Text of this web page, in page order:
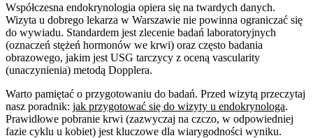
Współczesna endokrynologia opiera się na twardych danych.
Wizyta u dobrego lekarza w Warszawie nie powinna ograniczać się
do wywiadu. Standardem jest zlecenie badań laboratoryjnych
(oznaczeń stężeń hormonów we krwi) oraz często badania
obrazowego, jakim jest USG tarczycy z oceną vascularity
(unaczynienia) metodą Dopplera.
Warto pamiętać o przygotowaniu do badań. Przed wizytą przeczytaj
nasz poradnik: jak przygotować się do wizyty u endokrynologa.
Prawidłowe pobranie krwi (zazwyczaj na czczo, w odpowiedniej
fazie cyklu u kobiet) jest kluczowe dla wiarygodności wyniku.